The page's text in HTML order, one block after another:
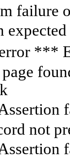
failure
expected
***
not